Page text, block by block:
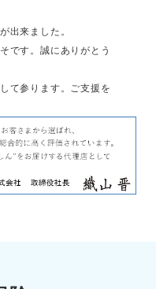
出来ました。
です。誠にありがとう
て参ります。ご支援を